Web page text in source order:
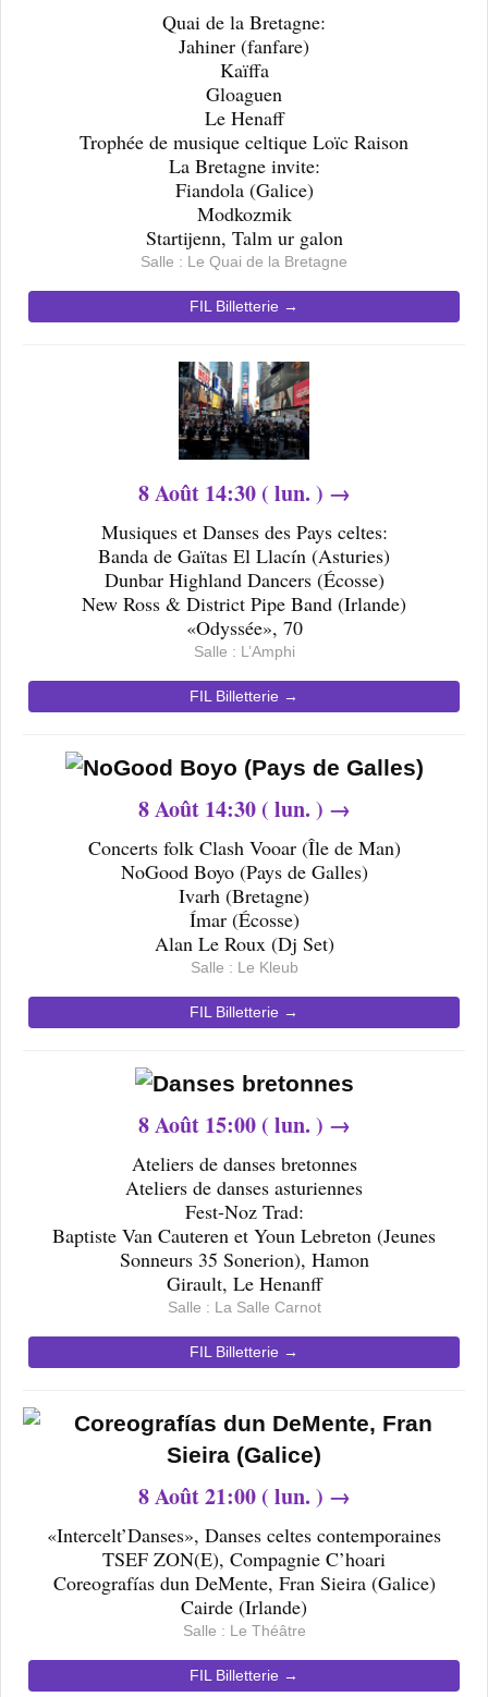
Quai de la Bretagne:
Jahiner (fanfare)
Kaïffa
Gloaguen
Le Henaff
Trophée de musique celtique Loïc Raison
La Bretagne invite:
Fiandola (Galice)
Modkozmik
Startijenn, Talm ur galon
Salle : Le Quai de la Bretagne
FIL Billetterie →
8Août 14:30 ( lun. ) →
Musiques et Danses des Pays celtes:
Banda de Gaïtas El Llacín (Asturies)
Dunbar Highland Dancers (Écosse)
New Ross & District Pipe Band (Irlande)
«Odyssée», 70
Salle : L’Amphi
FIL Billetterie →
8Août 14:30 ( lun. ) →
Concerts folk Clash Vooar (Île de Man)
NoGood Boyo (Pays de Galles)
Ivarh (Bretagne)
Ímar (Écosse)
Alan Le Roux (Dj Set)
Salle : Le Kleub
FIL Billetterie →
8Août 15:00 ( lun. ) →
Ateliers de danses bretonnes
Ateliers de danses asturiennes
Fest-Noz Trad:
Baptiste Van Cauteren et Youn Lebreton (Jeunes
Sonneurs 35 Sonerion), Hamon
Girault, Le Henanff
Salle : La Salle Carnot
FIL Billetterie →
8Août 21:00 ( lun. ) →
«Intercelt’Danses», Danses celtes contemporaines
TSEF ZON(E), Compagnie C’hoari
Coreografías dun DeMente, Fran Sieira (Galice)
Cairde (Irlande)
Salle : Le Théâtre
FIL Billetterie →